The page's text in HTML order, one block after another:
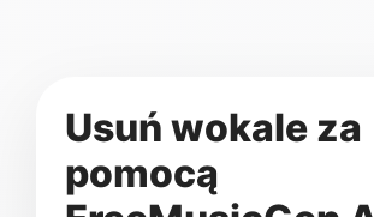
Usuń wokale za
pomocą